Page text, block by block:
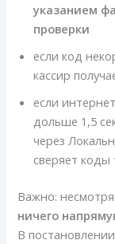
указанием
проверки
если код
кассир
если
дольше 1,5
через
сверяет коды
Важно:
ничего
В